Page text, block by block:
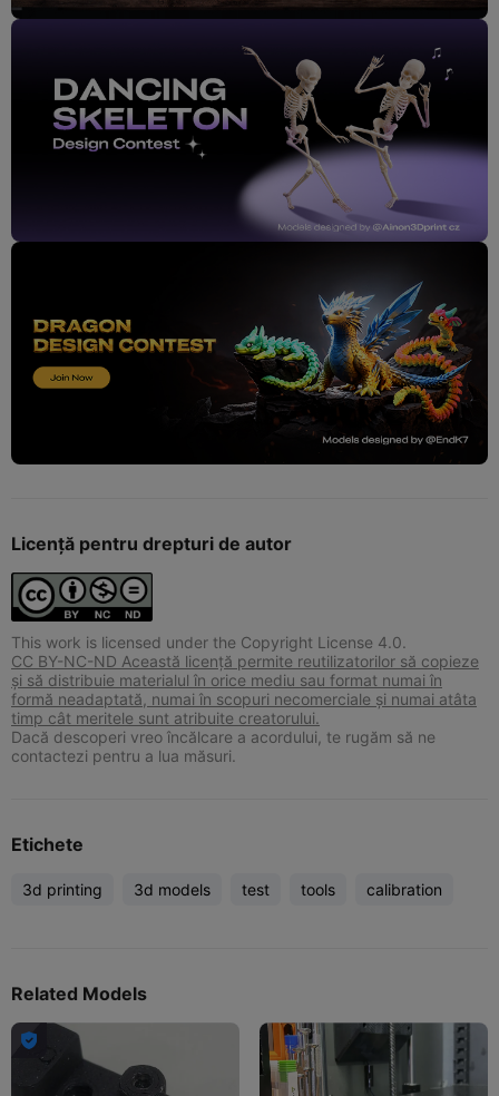
Licență pentru drepturi de autor
This work is licensed under the Copyright License 4.0.
CC BY-NC-ND Această licență permite reutilizatorilor să copieze
și să distribuie materialul în orice mediu sau format numai în
formă neadaptată, numai în scopuri necomerciale și numai atâta
timp cât meritele sunt atribuite creatorului.
Dacă descoperi vreo încălcare a acordului, te rugăm să ne
contactezi pentru a lua măsuri.
Etichete
3d printing 3d models test tools calibration
Related Models
